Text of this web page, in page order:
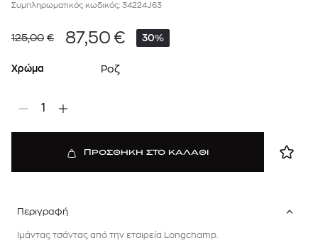
Συμπληρωματικός κωδικός: 34224J63
125,00 € 87,50 € 30%
Χρώμα Ροζ
1
ΠΡΟΣΘΗΚΗ ΣΤΟ ΚΑΛΑΘΙ
Περιγραφή
Ιμάντας τσάντας από την εταιρεία Longchamp.